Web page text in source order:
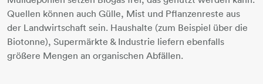
Quellen können auch Gülle, Mist und Pflanzenreste aus
der Landwirtschaft sein. Haushalte (zum Beispiel über die
Biotonne), Supermärkte & Industrie liefern ebenfalls
größere Mengen an organischen Abfällen.